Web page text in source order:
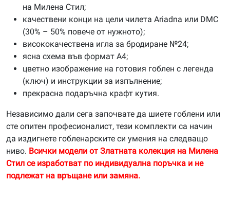
на Милена Стил;
качествени конци на цели чилета Ariadna или DMC
(30% – 50% повече от нужното);
висококачествена игла за бродиране №24;
ясна схема във формат А4;
цветно изображение на готовия гоблен с легенда
(ключ) и инструкции за изпълнение;
прекрасна подаръчна крафт кутия.
Независимо дали сега започвате да шиете гоблени или
сте опитен професионалист, тези комплекти са начин
да издигнете гобленарските си умения на следващо
ниво. Всички модели от Златната колекция на Милена
Стил се изработват по индивидуална поръчка и не
подлежат на връщане или замяна.